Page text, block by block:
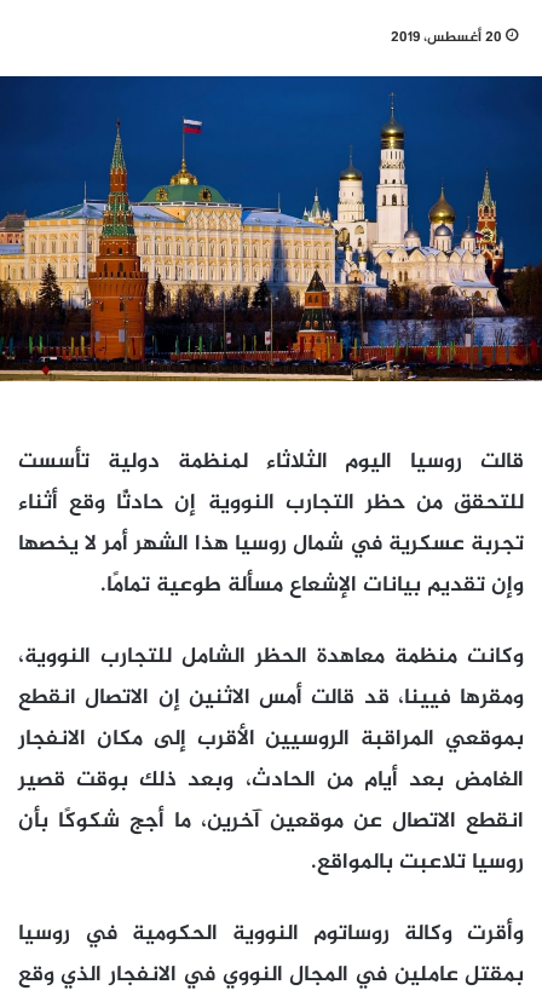
20 أغسطس، 2019
قالت روسيا اليوم الثلاثاء لمنظمة دولية تأسست
للتحقق من حظر التجارب النووية إن حادثًا وقع أثناء
تجربة عسكرية في شمال روسيا هذا الشهر أمر لا يخصها
وإن تقديم بيانات الإشعاع مسألة طوعية تمامًا.
وكانت منظمة معاهدة الحظر الشامل للتجارب النووية،
ومقرها فيينا، قد قالت أمس الاثنين إن الاتصال انقطع
بموقعي المراقبة الروسيين الأقرب إلى مكان الانفجار
الغامض بعد أيام من الحادث، وبعد ذلك بوقت قصير
انقطع الاتصال عن موقعين آخرين، ما أجج شكوكًا بأن
روسيا تلاعبت بالمواقع.
وأقرت وكالة روساتوم النووية الحكومية في روسيا
بمقتل عاملين في المجال النووي في الانفجار الذي وقع